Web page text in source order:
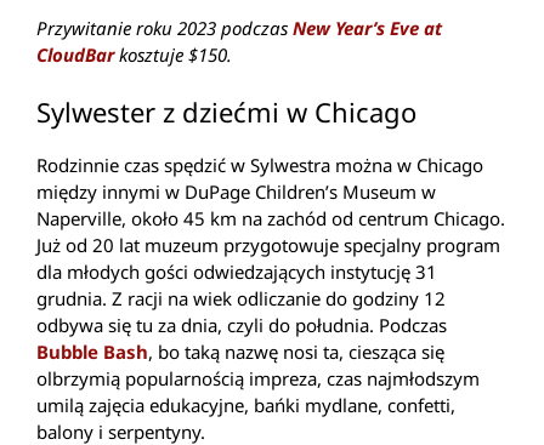
Przywitanie roku 2023 podczas New Year’s Eve at
CloudBarkosztuje $150.
Sylwester z dziećmi w Chicago
Rodzinnie czas spędzić w Sylwestra można w Chicago
między innymi w DuPage Children’s Museum w
Naperville, około 45 km na zachód od centrum Chicago.
Już od 20 lat muzeum przygotowuje specjalny program
dla młodych gości odwiedzających instytucję 31
grudnia. Z racji na wiek odliczanie do godziny 12
odbywa się tu za dnia, czyli do południa. Podczas
Bubble Bash, bo taką nazwę nosi ta, ciesząca się
olbrzymią popularnością impreza, czas najmłodszym
umilą zajęcia edukacyjne, bańki mydlane, confetti,
balony i serpentyny.